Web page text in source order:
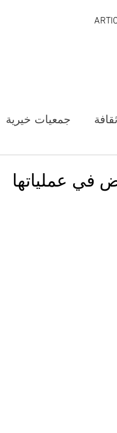
ثقافة جمعيات خيرية
في عملياتها